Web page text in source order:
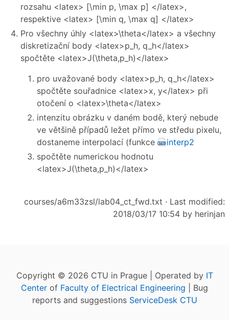
rozsahu <latex> [\min p, \max p] </latex>,
respektive <latex> [\min q, \max q] </latex>
Pro všechny úhly <latex>\theta</latex> a všechny
diskretizační body <latex>p_h, q_h</latex>
spočtěte <latex>J(\theta,p_h)</latex>
pro uvažované body <latex>p_h, q_h</latex>
spočtěte souřadnice <latex>x, y</latex> při
otočení o <latex>\theta</latex>
intenzitu obrázku v daném bodě, který nebude
ve většině případů ležet přímo ve středu pixelu,
dostaneme interpolací (funkce
interp2
spočtěte numerickou hodnotu
<latex>J(\theta,p_h)</latex>
courses/a6m33zsl/lab04_ct_fwd.txt · Last modified:
2018/03/17 10:54 by herinjan
Copyright © 2026 CTU in Prague | Operated by IT
Center of Faculty of Electrical Engineering | Bug
reports and suggestions ServiceDesk CTU